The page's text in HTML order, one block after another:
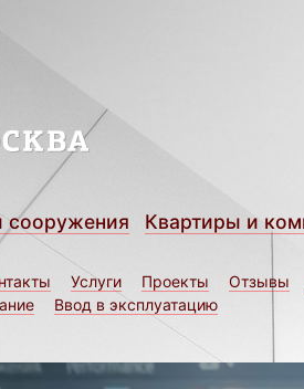
сооружения Квартиры и
Услуги Проекты Отзывы
Ввод в эксплуатацию